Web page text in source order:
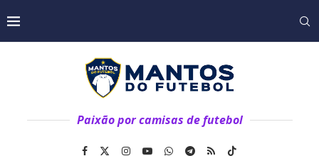
Paixão por camisas de futebol